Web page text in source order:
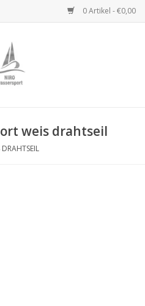
0 Artikel - €0,00
weis drahtseil
DRAHTSEIL